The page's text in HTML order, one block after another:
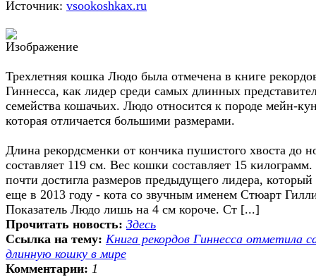
Источник: vsookoshkax.ru
Трехлетняя кошка Людо была отмечена в книге
Гиннесса, как лидер среди самых длинных
семейства кошачьих. Людо относится к породе мейн-
которая отличается большими размерами.
Длина рекордсменки от кончика пушистого хвоста до
составляет 119 см. Вес кошки составляет 15
почти достигла размеров предыдущего лидера,
еще в 2013 году - кота со звучным именем Стюарт
Показатель Людо лишь на 4 см короче. Ст [...]
Прочитать новость: Здесь
Ссылка на тему: Книга рекордов Гиннесса отметила
длинную кошку в мире
Комментарии: 1